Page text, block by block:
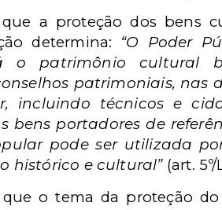
a proteção dos bens
determina: “O Poder
o patrimônio cultural
patrimoniais, nas
incluindo técnicos e
bens portadores de
pode ser utilizada
histórico e cultural”(art. 5º/
o tema da proteção